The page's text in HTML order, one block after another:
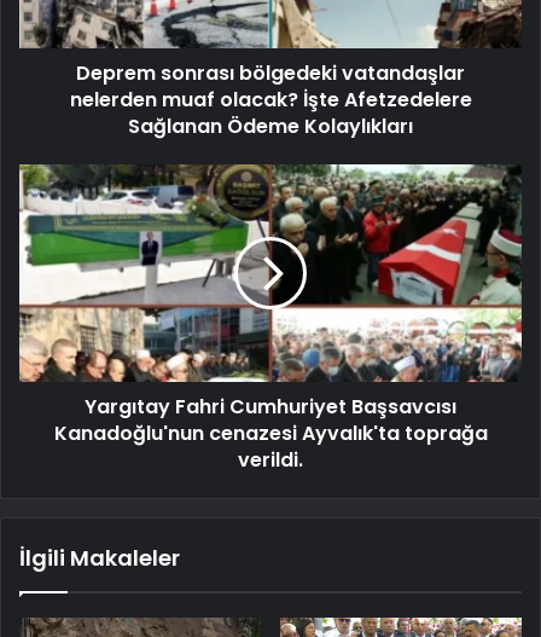
Deprem sonrası bölgedeki vatandaşlar
nelerden muaf olacak? İşte Afetzedelere
Sağlanan Ödeme Kolaylıkları
Yargıtay Fahri Cumhuriyet Başsavcısı
Kanadoğlu'nun cenazesi Ayvalık'ta toprağa
verildi.
İlgili Makaleler